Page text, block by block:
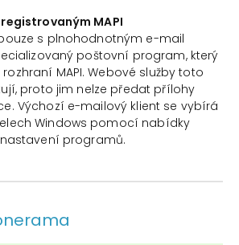
MAPI
s plnohodnotným e-mail
poštovní program, který
MAPI. Webové služby toto
proto jim nelze předat přílohy
Výchozí e-mailový klient se vybírá
Windows pomocí nabídky
programů.